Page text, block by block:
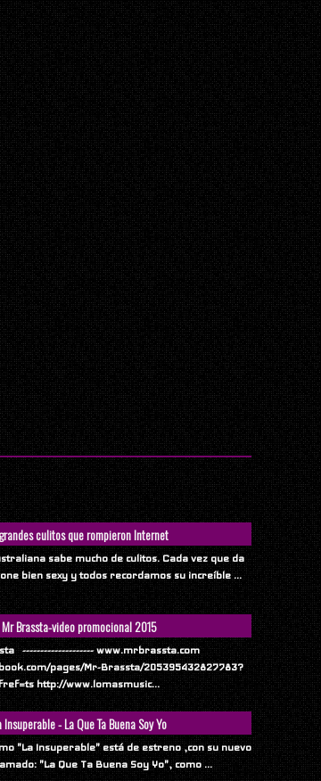
culitos que rompieron Internet
sabe mucho de culitos. Cada vez que da
bien sexy y todos recordamos su increíble ...
Mr Brassta-video promocional 2015
-------------------- www.mrbrassta.com
pages/Mr-Brassta/205395432827783?
http://www.lomasmusic...
Insuperable - La Que Ta Buena Soy Yo
"La Insuperable" está de estreno ,con su nuevo
"La Que Ta Buena Soy Yo", como ...